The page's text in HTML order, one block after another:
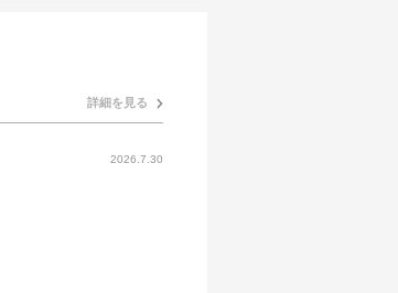
詳細を見る
2026.7.30